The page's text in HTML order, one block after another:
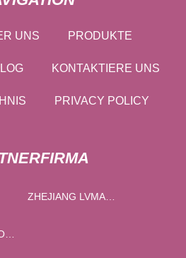
UNS PRODUKTE
KONTAKTIERE UNS
PRIVACY POLICY
ZHEJIANG LVMA